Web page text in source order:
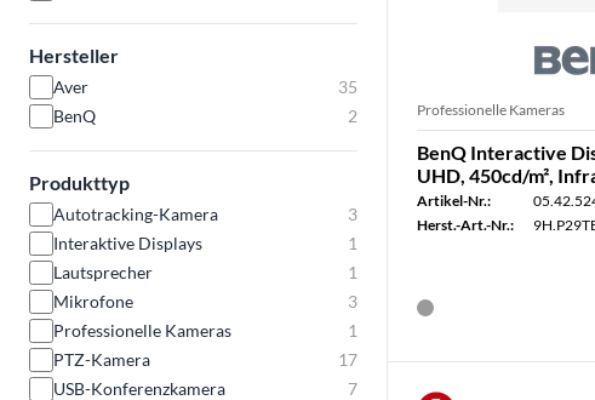
Hersteller
Aver
35
BenQ
2
Produkttyp
Autotracking-Kamera
3
Interaktive Displays
1
Lautsprecher
1
Mikrofone
3
Professionelle Kameras
1
PTZ-Kamera
17
USB-Konferenzkamera
7
Professionelle Kameras
BenQ Interactive
UHD, 450cd/m²,
Artikel-Nr.:
Herst.-Art.-Nr.: